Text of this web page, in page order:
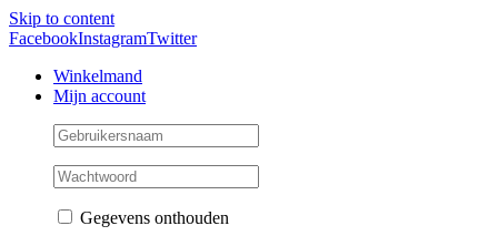
Skip to content
FacebookInstagramTwitter
Winkelmand
Mijn account
Gegevens onthouden